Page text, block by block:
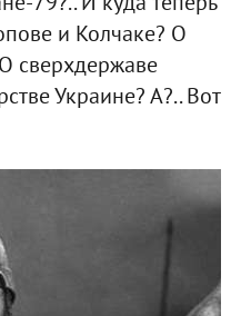
и Колчаке? О
сверхдержаве
Украине? А?.. Вот